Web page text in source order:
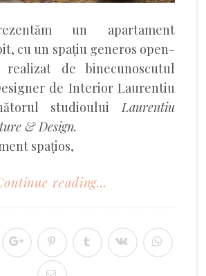
un apartament
cu un spațiu generos open-
realizat de binecunoscutul
de Interior Laurentiu
studiouluiLaurentiu
& Design.
spațios,
reading...